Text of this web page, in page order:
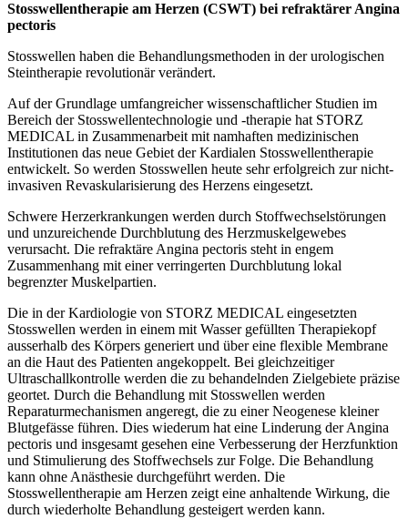
Stosswellentherapie am Herzen (CSWT) bei refraktärer Angina
pectoris
Stosswellen haben die Behandlungsmethoden in der urologischen
Steintherapie revolutionär verändert.
Auf der Grundlage umfangreicher wissenschaftlicher Studien im
Bereich der Stosswellentechnologie und -therapie hat STORZ
MEDICAL in Zusammenarbeit mit namhaften medizinischen
Institutionen das neue Gebiet der Kardialen Stosswellentherapie
entwickelt. So werden Stosswellen heute sehr erfolgreich zur nicht-
invasiven Revaskularisierung des Herzens eingesetzt.
Schwere Herzerkrankungen werden durch Stoffwechselstörungen
und unzureichende Durchblutung des Herzmuskelgewebes
verursacht. Die refraktäre Angina pectoris steht in engem
Zusammenhang mit einer verringerten Durchblutung lokal
begrenzter Muskelpartien.
Die in der Kardiologie von STORZ MEDICAL eingesetzten
Stosswellen werden in einem mit Wasser gefüllten Therapiekopf
ausserhalb des Körpers generiert und über eine flexible Membrane
an die Haut des Patienten angekoppelt. Bei gleichzeitiger
Ultraschallkontrolle werden die zu behandelnden Zielgebiete präzise
geortet. Durch die Behandlung mit Stosswellen werden
Reparaturmechanismen angeregt, die zu einer Neogenese kleiner
Blutgefässe führen. Dies wiederum hat eine Linderung der Angina
pectoris und insgesamt gesehen eine Verbesserung der Herzfunktion
und Stimulierung des Stoffwechsels zur Folge. Die Behandlung
kann ohne Anästhesie durchgeführt werden. Die
Stosswellentherapie am Herzen zeigt eine anhaltende Wirkung, die
durch wiederholte Behandlung gesteigert werden kann.